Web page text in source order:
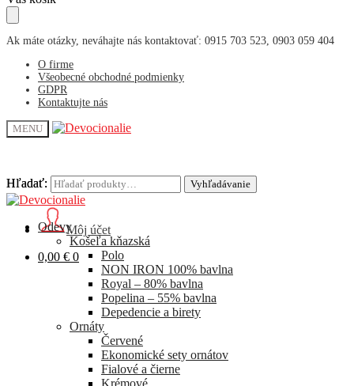
Ak máte otázky, neváhajte nás kontaktovať: 0915 703 523, 0903 059 404
O firme
Všeobecné obchodné podmienky
GDPR
Kontaktujte nás
MENU
Hľadať: Vyhľadávanie
Môj účet
0,00 € 0
Hľadať: Vyhľadávanie
Odevy
Košeľa kňazská
Polo
NON IRON 100% bavlna
Royal – 80% bavlna
Popelina – 55% bavlna
Depedencie a birety
Ornáty
Červené
Ekonomické sety ornátov
Fialové a čierne
Krémové